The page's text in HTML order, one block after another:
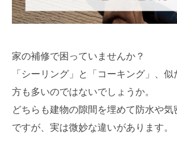
家の補修で困っていませんか？
「シーリング」と「コーキング」、
方も多いのではないでしょうか。
どちらも建物の隙間を埋めて防水や気
ですが、実は微妙な違いがあります。